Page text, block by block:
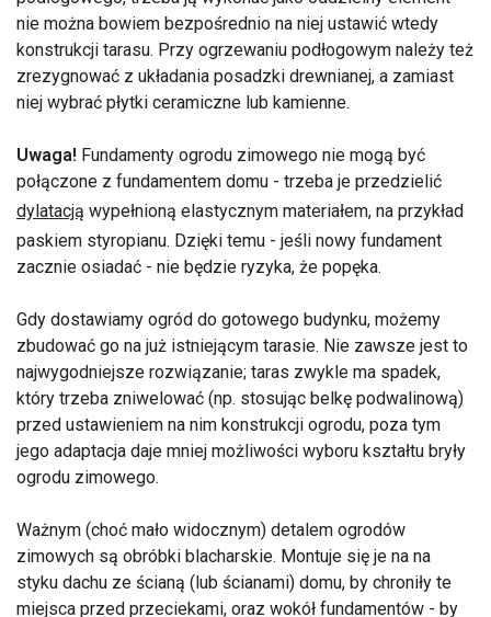
nie można bowiem bezpośrednio na niej ustawić wtedy
konstrukcji tarasu. Przy ogrzewaniu podłogowym należy też
zrezygnować z układania posadzki drewnianej, a zamiast
niej wybrać płytki ceramiczne lub kamienne.
Uwaga! Fundamenty ogrodu zimowego nie mogą być
połączone z fundamentem domu - trzeba je przedzielić
dylatacją wypełnioną elastycznym materiałem, na przykład
paskiem styropianu. Dzięki temu - jeśli nowy fundament
zacznie osiadać - nie będzie ryzyka, że popęka.
Gdy dostawiamy ogród do gotowego budynku, możemy
zbudować go na już istniejącym tarasie. Nie zawsze jest to
najwygodniejsze rozwiązanie; taras zwykle ma spadek,
który trzeba zniwelować (np. stosując belkę podwalinową)
przed ustawieniem na nim konstrukcji ogrodu, poza tym
jego adaptacja daje mniej możliwości wyboru kształtu bryły
ogrodu zimowego.
Ważnym (choć mało widocznym) detalem ogrodów
zimowych są obróbki blacharskie. Montuje się je na na
styku dachu ze ścianą (lub ścianami) domu, by chroniły te
miejsca przed przeciekami, oraz wokół fundamentów - by